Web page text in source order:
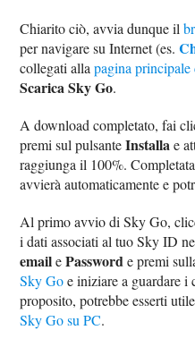
Chiarito ciò, avvia dunque il
per navigare su Internet (es.
collegati allapagina
Scarica Sky Go.
A download completato, fai
premi sul pulsanteInstallae
raggiunga il 100%.
avvierà automaticamente e
Al primo avvio di Sky Go,
i dati associati al tuo Sky ID
emailePassworde premi
Sky Goe iniziare a guardare i
proposito, potrebbe esserti
Sky Go su PC.